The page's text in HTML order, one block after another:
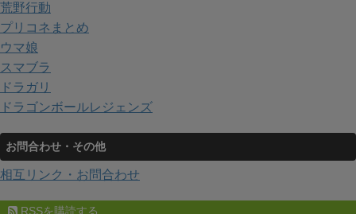
荒野行動
プリコネまとめ
ウマ娘
スマブラ
ドラガリ
ドラゴンボールレジェンズ
お問合わせ・その他
相互リンク・お問合わせ
RSSを購読する